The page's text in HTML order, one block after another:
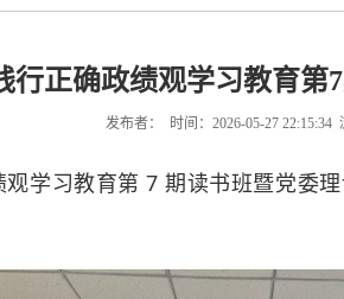
正确政绩观学习教育
发布者： 时间：2026-05-27 22:15:34
学习教育第 7 期读书班暨党委